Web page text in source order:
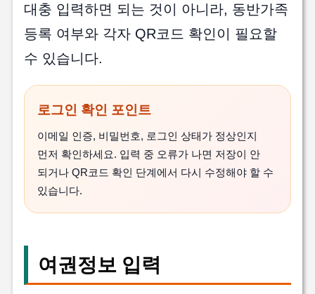
대충 입력하면 되는 것이 아니라, 동반가족
등록 여부와 각자 QR코드 확인이 필요할
수 있습니다.
로그인 확인 포인트
이메일 인증, 비밀번호, 로그인 상태가 정상인지
먼저 확인하세요. 입력 중 오류가 나면 저장이 안
되거나 QR코드 확인 단계에서 다시 수정해야 할 수
있습니다.
여권정보 입력